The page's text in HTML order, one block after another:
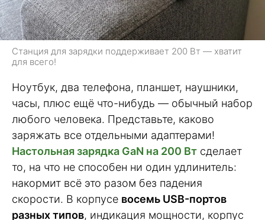
Станция для зарядки поддерживает 200 Вт — хватит
для всего!
Ноутбук, два телефона, планшет, наушники,
часы, плюс ещё что-нибудь — обычный набор
любого человека. Представьте, каково
заряжать все отдельными адаптерами!
Настольная зарядка GaN на 200 Вт сделает
то, на что не способен ни один удлинитель:
накормит всё это разом без падения
скорости. В корпусе восемь USB-портов
разных типов, индикация мощности, корпус